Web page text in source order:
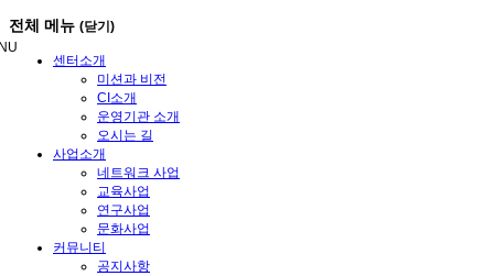
메
뉴
전체 메뉴 (닫기)
센터소개
미션과 비전
CI소개
운영기관 소개
오시는 길
사업소개
네트워크 사업
교육사업
연구사업
문화사업
커뮤니티
공지사항